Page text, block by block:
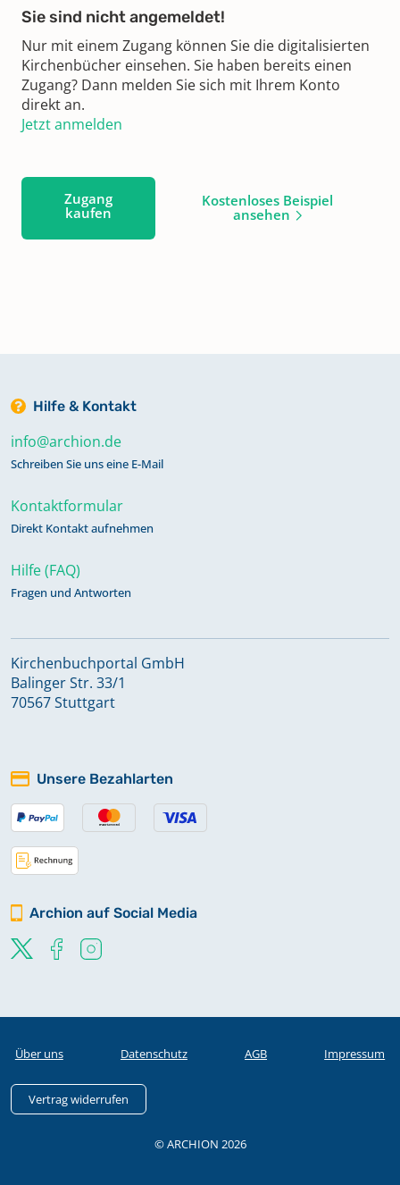
Sie sind nicht angemeldet!
Nur mit einem Zugang können Sie die digitalisierten
Kirchenbücher einsehen. Sie haben bereits einen
Zugang? Dann melden Sie sich mit Ihrem Konto
direkt an.
Jetzt anmelden
Zugang
kaufen
Kostenloses Beispiel
ansehen
Hilfe & Kontakt
info@archion.de
Schreiben Sie uns eine E-Mail
Kontaktformular
Direkt Kontakt aufnehmen
Hilfe (FAQ)
Fragen und Antworten
Kirchenbuchportal GmbH
Balinger Str. 33/1
70567 Stuttgart
Unsere Bezahlarten
Archion auf Social Media
Über uns Datenschutz AGB Impressum
Vertrag widerrufen
© ARCHION 2026